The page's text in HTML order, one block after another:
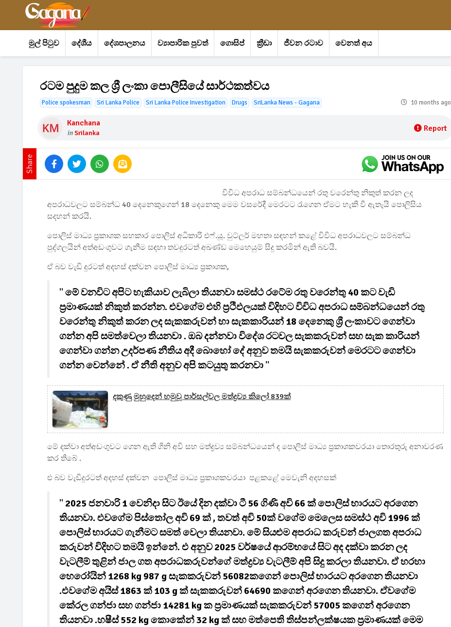
මුල් පිටුව දේශීය දේශපාලනය ව්‍යාපාරික පුවත් ගොසිප් ක්‍රීඩා ජීවන රටාව වෙනත් අය
රටම පුදුම කල ශ්‍රී ලංකා පොලීසියේ සාර්ථකත්වය
Police spokesman Sri Lanka Police Sri Lanka Police Investigation Drugs SriLanka News - Gagana 10 months ago
Kanchana
inSrilanka Report
Share
විවිධ අපරාධ සම්බන්ධයෙන් රතු වරෙන්තු නිකුත් කරන ලද
අපරාධවලට සම්බන්ධ 40 දෙනෙකුගෙන් 18 දෙනෙකු මෙම වසරේදී මෙරටට රැගෙන ඒමට හැකි වී ඇතැයි පොලිසිය
සදහන් කරයි.
පොලිස් මාධ්‍ය ප්‍රකාශක සහකාර පොලිස් අධිකාරි එෆ්.යූ. වුට්ලර් මහතා සඳහන් කළේ විවිධ අපරාධවලට සම්බන්ධ
පුද්ගලයින් අත්අඩංගුවට ගැනීම සඳහා තවදුරටත් අඛණ්ඩ මෙහෙයුම් සිදු කරමින් ඇති බවයි.
ඒ බව වැඩි දුරටත් අදහස් දක්වන පොලිස් මාධ්‍ය ප්‍රකාශක,
''මේ වනවිට අපිට හැකියාව ලැබිලා තියනවා සමස්ථ රටේම රතු වරෙන්තු 40 කට වැඩි
ප්‍රමාණයක් නිකුත් කරන්න. එවගේම එහි ප්‍රථිඵලයක් විදිහට විවිධ අපරාධ සම්බන්ධයෙන් රතු
වරෙන්තු නිකුත් කරන ලද සැකකරුවන් හා සැකකාරියන් 18 දෙනෙකු ශ්‍රී ලංකාවට ගෙන්වා
ගන්න අපි සමත්වෙලා තියනවා . ඔබ දන්නවා විදේශ රටවල සැකකරුවන් සහ සැක කාරියන්
ගෙන්වා ගන්න උදර්පණ නීතිය අදී බොහෝ දේ අනුව තමයි සැකකරුවන් මෙරටට ගෙන්වා
ගන්න වෙන්නේ . ඒ නීති අනුව අපි කටයුතු කරනවා ''
දකුණු මුහුදෙන් හමුවූ පාර්සල්වල මත්ද්‍රව්‍ය කිලෝ 839ක්
මේ දක්වා අත්අඩංගුවට ගෙන ඇති ගිනි අවි සහ මත්ද්‍රව්‍ය සම්බන්ධයෙන් ද පොලිස් මාධ්‍ය ප්‍රකාශකවරයා තොරතුරු අනාවරණ
කර තිබේ .
එ බව වැඩිදුරටත් අදහස් දක්වන පොලිස් මාධ්‍ය ප්‍රකාශකවරයා පළකළේ මෙවැනි අදහසක්
'' 2025 ජනවාරි 1 වෙනිදා සිට ඊයේ දින දක්වා ටී 56 ගිණි අවි 66 ක් පොලිස් භාරයට අරගෙන
තියනවා. එවගේම පිස්තෝල අවි 69 ක් , තවත් අවි 50ක් වගේම මෙලෙස සමස්ථ අවි 1996 ක්
පොලිස් භාරයට ගැනීමට සමත් වෙලා තියනවා. මේ සියළුම අපරාධ කරුවන් ජාලගත අපරාධ
කරුවන් විදිහට තමයි ඉන්නේ. එ අනුව 2025 වර්ෂයේ ආරම්භයේ සිට අද දක්වා කරන ලද
වැටලීම් තුළින් ජාල ගත අපරාධකරුවන්ගේ මත්ද්‍රව්‍ය වැටලීම් අපි සිදු කරලා තියනවා. ඒ හරහා
හෙරෝයින් 1268 kg 987 g සැකකරුවන් 56082කගෙන් පොලිස් භාරයට අරගෙන තියනවා
.එවගේම අයිස් 1863 ක් 103 g ක් සැකකරුවන් 64690 කගෙන් අරගෙන තියනවා. ඒවගේම
කේරල ගන්ජා සහ ගන්ජා 14281 kg ක ප්‍රමාණයක් සැකකරුවන් 57005 කගෙන් අරගෙන
තියනවා .හෂීස් 552 kg කොකේන් 32 kg ක් සහ මත්පෙති තිස්පන්ලක්ෂයක ප්‍රමාණයක් මෙම